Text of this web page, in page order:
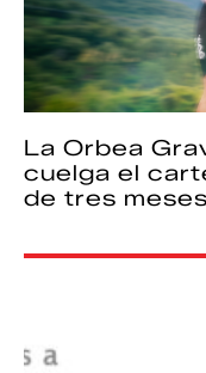
La Orbea
cuelga el
de tres